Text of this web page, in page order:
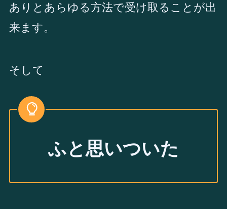
ありとあらゆる方法で受け取ることが出
来ます。
そして
ふと思いついた